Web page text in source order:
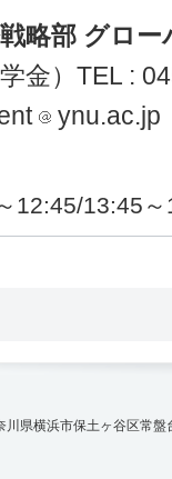
略部 グロ
学金）TEL :
ynu.ac.jp
12:45/13:45～
県横浜市保土ヶ谷区常盤